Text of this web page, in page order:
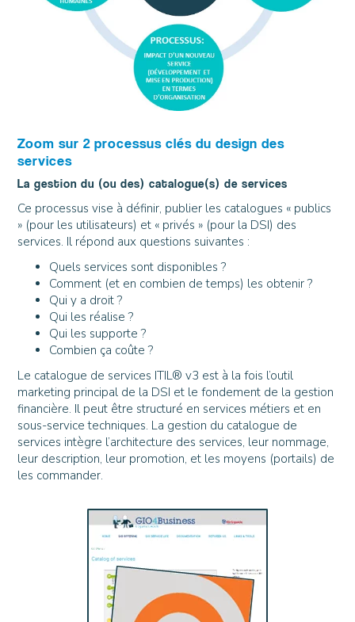
Zoom sur 2 processus clés du design des
services
La gestion du (ou des) catalogue(s) de services
Ce processus vise à définir, publier les catalogues « publics
» (pour les utilisateurs) et « privés » (pour la DSI) des
services. Il répond aux questions suivantes :
Quels services sont disponibles ?
Comment (et en combien de temps) les obtenir ?
Qui y a droit ?
Qui les réalise ?
Qui les supporte ?
Combien ça coûte ?
Le catalogue de services ITIL® v3 est à la fois l’outil
marketing principal de la DSI et le fondement de la gestion
financière. Il peut être structuré en services métiers et en
sous-service techniques. La gestion du catalogue de
services intègre l’architecture des services, leur nommage,
leur description, leur promotion, et les moyens (portails) de
les commander.